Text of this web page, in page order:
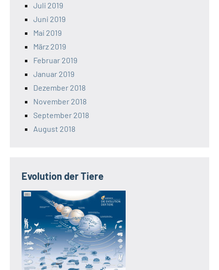
Juli 2019
Juni 2019
Mai 2019
März 2019
Februar 2019
Januar 2019
Dezember 2018
November 2018
September 2018
August 2018
Evolution der Tiere